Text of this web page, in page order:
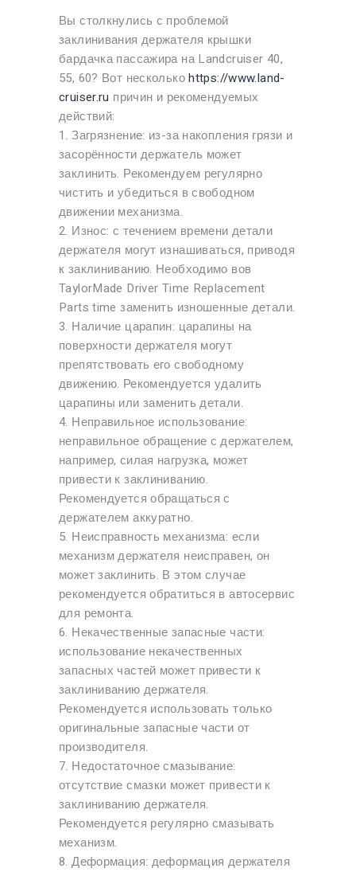
Вы столкнулись с проблемой
заклинивания держателя крышки
бардачка пассажира на Landcruiser 40,
55, 60? Вот несколькоhttps://www.land-
cruiser.ru причин и рекомендуемых
действий:
1. Загрязнение: из-за накопления грязи и
засорённости держатель может
заклинить. Рекомендуем регулярно
чистить и убедиться в свободном
движении механизма.
2. Износ: с течением времени детали
держателя могут изнашиваться, приводя
к заклиниванию. Необходимо вов
TaylorMade Driver Time Replacement
Parts time заменить изношенные детали.
3. Наличие царапин: царапины на
поверхности держателя могут
препятствовать его свободному
движению. Рекомендуется удалить
царапины или заменить детали.
4. Неправильное использование:
неправильное обращение с держателем,
например, силая нагрузка, может
привести к заклиниванию.
Рекомендуется обращаться с
держателем аккуратно.
5. Неисправность механизма: если
механизм держателя неисправен, он
может заклинить. В этом случае
рекомендуется обратиться в автосервис
для ремонта.
6. Некачественные запасные части:
использование некачественных
запасных частей может привести к
заклиниванию держателя.
Рекомендуется использовать только
оригинальные запасные части от
производителя.
7. Недостаточное смазывание:
отсутствие смазки может привести к
заклиниванию держателя.
Рекомендуется регулярно смазывать
механизм.
8. Деформация: деформация держателя